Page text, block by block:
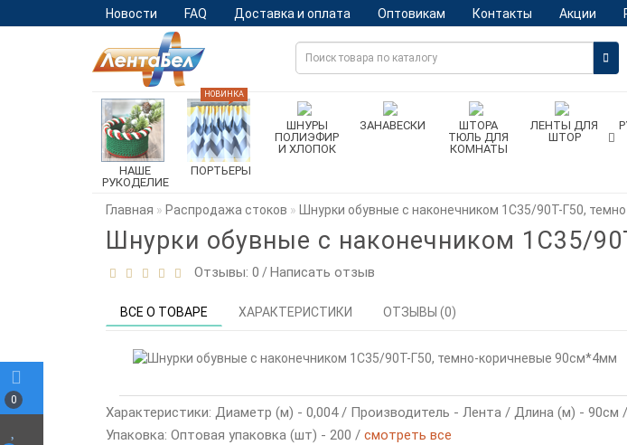
0
Новости FAQ Доставка и оплата Оптовикам Контакты Акции
НАШЕ
РУКОДЕЛИЕ
ПОРТЬЕРЫ
НОВИНКА
ШНУРЫ
ПОЛИЭФИР
И ХЛОПОК
ЗАНАВЕСКИ
ШТОРА
ТЮЛЬ ДЛЯ
КОМНАТЫ
ЛЕНТЫ ДЛЯ
ШТОР
Главная Распродажа стоков Шнурки обувные с наконечником 1С35/90Т-Г50,
Шнурки обувные с наконечником 1С35/
Отзывы: 0 /Написать отзыв
ВСЕ О ТОВАРЕ ХАРАКТЕРИСТИКИ ОТЗЫВЫ (0)
Характеристики: Диаметр (м) - 0,004 / Производитель - Лента / Длина (м) - 90см /
Упаковка: Оптовая упаковка (шт) - 200 / смотреть все